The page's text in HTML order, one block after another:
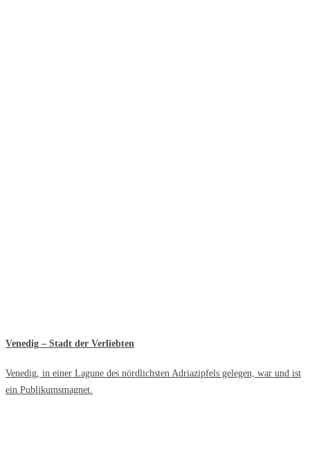
Venedig – Stadt der Verliebten
Venedig, in einer Lagune des nördlichsten Adriazipfels gelegen, war und ist
ein Publikumsmagnet.